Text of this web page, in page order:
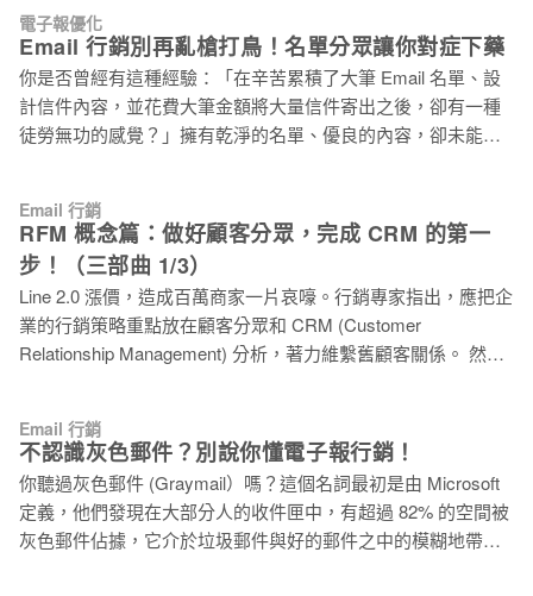
面】。 進入拖放式編輯器後，你可以透過置換圖片與內容輕鬆
設計屬於自己的網頁版型。 其中「訂閱表單元件」預設包含
Email 與 名字 欄位，也可以視需求新增自訂欄位。 若新增
量你的寄送清單的有效程度，但更重要的是，退信率的高低，
會影響到你的寄件人郵件信譽（Email Reputation）。 為什麼我
的電子報退信？ 電子報退信可以大致區分為永久性退信（Hard
Bounce）和暫時性退信（Soft Bounce）。 永久性退信（Hard
Bounce） Email 因為寄送到無效的 Email 地址，伺服器找不到
打成 .con），或者收件者信箱已刪除（例如：離職）。 暫時性
退信（Soft Bounce） 雖然 Email 寄往一個有效的地址，但因
為某些暫時性的原因造成無法寄送而被退回。常見的原因例如
收件者的信箱已經爆滿等
電子報優化
Email 行銷別再亂槍打鳥！名單分眾讓你對症下藥
你是否曾經有這種經驗：「在辛苦累積了大筆 Email 名單、設
計信件內容，並花費大筆金額將大量信件寄出之後，卻有一種
徒勞無功的感覺？」擁有乾淨的名單、優良的內容，卻未能看
業嘗試各種行銷策略，其中有效的分眾能夠為企業增加 760%
的營收，可見名單分眾能帶來的成效非常可觀。接下來，文章
將介紹何謂名單分眾，並提供可以做為名單依據的項目，最後
還有名單分群的實作教學，趕快看下去吧！ 什麼是 Email 名單
分眾？ 名單分眾是將 Email 名單依據受眾性質分類，擁有相同
特性的受眾會成為名單中的同一個群組。首先，你需要累積一
特性的使用者分群，並為特定群組客製化信件內容。如此一
來，便能讓收件者在收到信件時有一種「你懂我」的感覺，這
將為你的 Email 行銷帶來意想不到的成效！ 根據國外網站，
44% 的顧客表示，客製化的服務將促使他們再一次購買商品；
56% 的顧客則會因為受到客
Email 行銷
RFM 概念篇：做好顧客分眾，完成 CRM 的第一
步！（三部曲 1/3）
Line 2.0 漲價，造成百萬商家一片哀嚎。行銷專家指出，應把企
業的行銷策略重點放在顧客分眾和 CRM (Customer
Relationship Management) 分析，著力維繫舊顧客關係。 然
有效降低行銷成本，提高投資報酬率。RFM 分析模型概念易懂
操作簡單，不需購買昂貴的軟體，即可利用顧客的消費行為，
分析其終身價值，找出你的 VIP 顧客。 什麽是 RFM？ 許多國
外文章中稱 RFM 是 CRM 必備的顧客分眾模型之一。此外，也
有實際案例證明知名國際品牌運用 RFM 進行顧客分眾。RFM
Email 行銷
不認識灰色郵件？別說你懂電子報行銷！
你聽過灰色郵件 (Graymail）嗎？這個名詞最初是由 Microsoft
定義，他們發現在大部分人的收件匣中，有超過 82% 的空間被
灰色郵件佔據，它介於垃圾郵件與好的郵件之中的模糊地帶，